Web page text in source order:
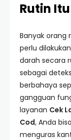
Rutin
Banyak orang
perlu
darah secara
sebagai
berbahaya
gangguan
layanan Cek
Cod, Anda
menguras